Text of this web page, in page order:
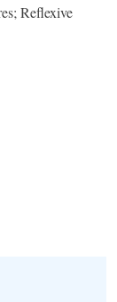
Reflexive